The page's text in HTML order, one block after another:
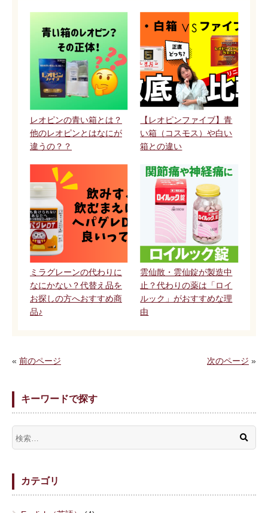
レオピンの青い箱とは？
他のレオピンとはなにが
違うの？？
【レオピンファイブ】青
い箱（コスモス）や白い
箱との違い
ミラグレーンの代わりに
なにかない？代替え品を
お探しの方へおすすめ商
品♪
雲仙散・雲仙錠が製造中
止？代わりの薬は「ロイ
ルック」がおすすめな理
由
« 前のページ 次のページ »
キーワードで探す
カテゴリ